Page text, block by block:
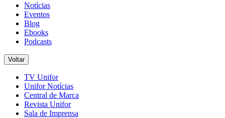
Notícias
Eventos
Blog
Ebooks
Podcasts
Voltar
TV Unifor
Unifor Notícias
Central de Marca
Revista Unifor
Sala de Imprensa